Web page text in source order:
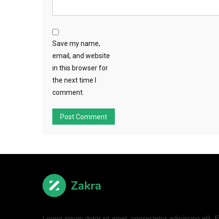
Save my name,
email, and website
in this browser for
the next time I
comment.